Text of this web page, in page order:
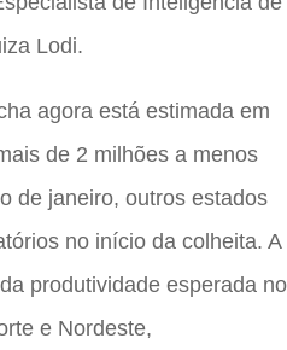
Lodi.
agora está estimada em
de 2 milhões a menos
de janeiro, outros estados
no início da colheita. A
produtividade esperada no
e Nordeste,